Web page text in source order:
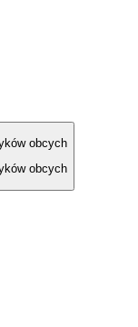
obcych
obcych